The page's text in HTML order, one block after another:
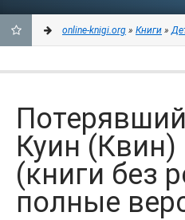
ЗАКЛАДКИ
online-knigi.org » Книги »
Куин (Квин)
(книги без
полные